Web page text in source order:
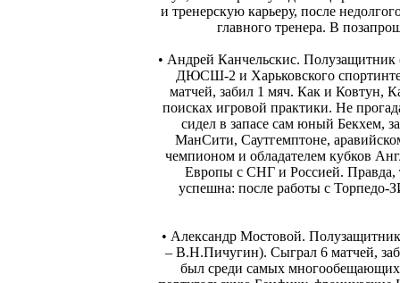
и тренерскую карьеру, после
главного тренера. В
• Андрей Канчельскис.
ДЮСШ-2 и Харьковского
матчей, забил 1 мяч. Как и Ковтун,
поисках игровой практики. Не
сидел в запасе сам юный Бекхем,
МанСити, Саутгемптоне,
чемпионом и обладателем кубков
Европы с СНГ и Россией. Правда,
успешна: после работы с Торпедо-
• Александр Мостовой.
– В.Н.Пичугин). Сыграл 6 матчей,
был среди самых многообещающих